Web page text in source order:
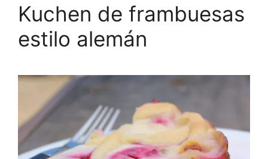
Kuchen de frambuesas
estilo alemán